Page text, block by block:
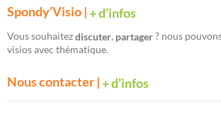
Spondy’Visio |+ d’infos
Vous souhaitezdiscuter, partager? nous
visios avec thématique.
Nous contacter |+ d’infos